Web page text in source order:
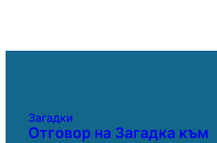
Загадки
Отговор на Загадка към